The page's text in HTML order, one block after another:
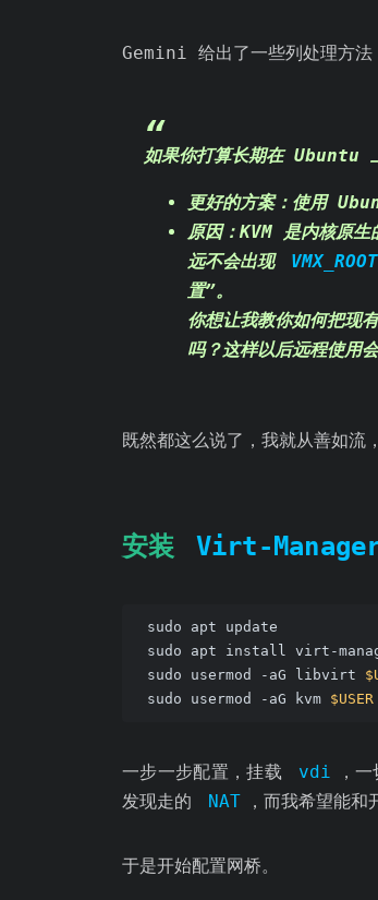
Gemini 给出了一些列处理方法
如果你打算长期在 Ubuntu
更好的方案：使用
原因：KVM 是内核原
远不会出现
置”。
你想让我教你如何把
吗？这样以后远程使用会
既然都这么说了，我就从善如流
安装 Virt-
sudo apt update
sudo apt install virt-
sudo usermod -aG libvirt
sudo usermod -aG kvm $USER
一步一步配置，挂载 vdi
，
发现走的
NAT ，而我希望能和
于是开始配置网桥。